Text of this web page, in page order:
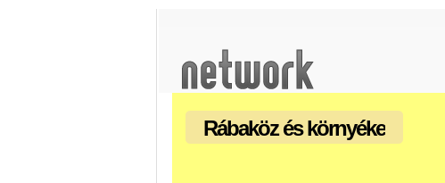
Rábaköz és környéke